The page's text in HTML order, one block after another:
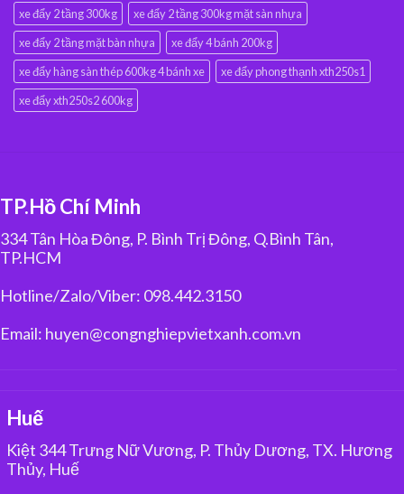
xe đẩy 2 tầng 300kg
xe đẩy 2 tầng 300kg mặt sàn nhựa
xe đẩy 2 tầng mặt bàn nhựa
xe đẩy 4 bánh 200kg
xe đẩy hàng sàn thép 600kg 4 bánh xe
xe đẩy phong thạnh xth250s1
xe đẩy xth250s2 600kg
TP.Hồ Chí Minh
334 Tân Hòa Đông, P. Bình Trị Đông, Q.Bình Tân,
TP.HCM
Hotline/Zalo/Viber: 098.442.3150
Email: huyen@congnghiepvietxanh.com.vn
Huế
Kiệt 344 Trưng Nữ Vương, P. Thủy Dương, TX. Hương
Thủy, Huế